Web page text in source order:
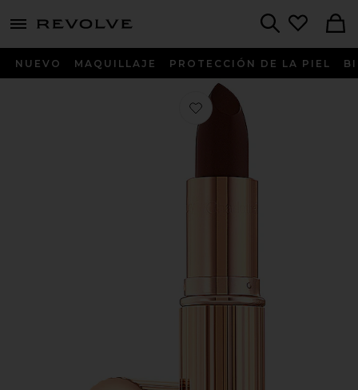
menu - shows more content
NUEVO MAQUILLAJE PROTECCIÓN DE LA PIEL
Favorito BARRA LABIOS K.I.S.S.I.N.G